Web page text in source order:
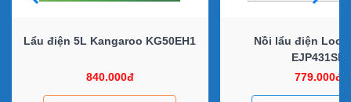
Lẩu điện 5L Kangaroo KG50EH1
840.000đ
Nồi lẩu điện
EJP431SN
779.000đ